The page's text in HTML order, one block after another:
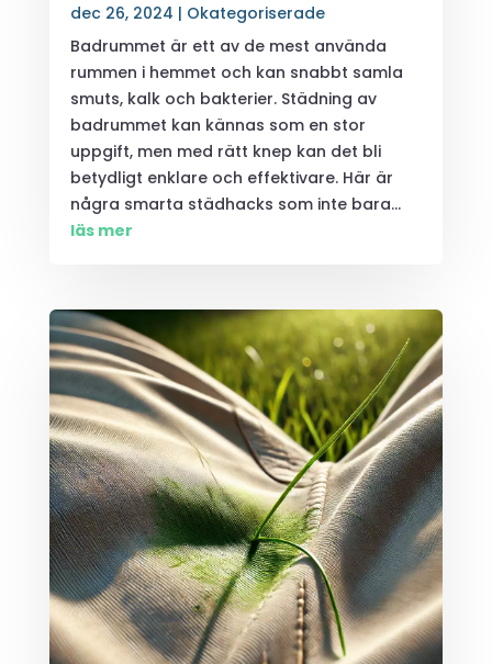
dec 26, 2024 | Okategoriserade
Badrummet är ett av de mest använda
rummen i hemmet och kan snabbt samla
smuts, kalk och bakterier. Städning av
badrummet kan kännas som en stor
uppgift, men med rätt knep kan det bli
betydligt enklare och effektivare. Här är
några smarta städhacks som inte bara...
läs mer